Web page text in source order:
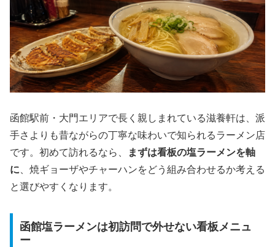
函館駅前・大門エリアで長く親しまれている滋養軒は、派
手さよりも昔ながらの丁寧な味わいで知られるラーメン店
です。初めて訪れるなら、
まずは看板の塩ラーメンを軸
に 、焼ギョーザやチャーハンをどう組み合わせるか考える
と選びやすくなります。
函館塩ラーメンは初訪問で外せない看板メニュ
ー